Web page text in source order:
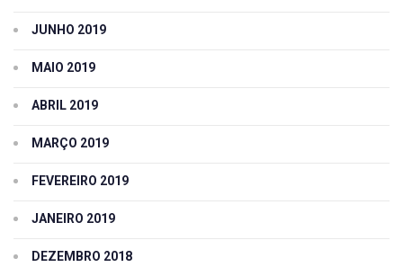
JUNHO 2019
MAIO 2019
ABRIL 2019
MARÇO 2019
FEVEREIRO 2019
JANEIRO 2019
DEZEMBRO 2018